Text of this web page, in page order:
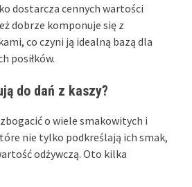
dostarcza cennych wartości
dobrze komponuje się z
co czyni ją idealną bazą dla
posiłków.
do dań z kaszy?
o wiele smakowitych i
nie tylko podkreślają ich smak,
odżywczą. Oto kilka